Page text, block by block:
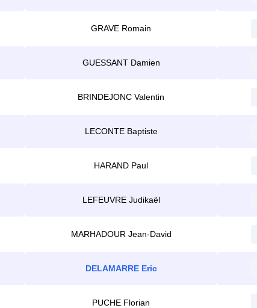
GRAVE Romain
GUESSANT Damien
BRINDEJONC Valentin
LECONTE Baptiste
HARAND Paul
LEFEUVRE Judikaël
MARHADOUR Jean-David
DELAMARRE Eric
PUCHE Florian